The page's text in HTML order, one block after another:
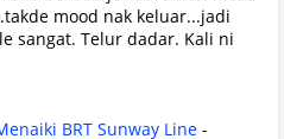
mood nak keluar...jadi
sangat. Telur dadar. Kali ni
BRT Sunway Line -